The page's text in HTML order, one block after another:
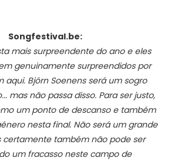
Songfestival.be:
mais surpreendente do ano e eles
genuinamente surpreendidos por
aqui. Björn Soenens será um sogro
mas não passa disso. Para ser justo,
um ponto de descanso e também
nesta final. Não será um grande
certamente também não pode ser
um fracasso neste campo de